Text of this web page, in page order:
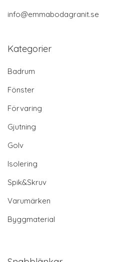
info@emmabodagranit.se
Kategorier
Badrum
Fönster
Förvaring
Gjutning
Golv
Isolering
Spik&Skruv
Varumärken
Byggmaterial